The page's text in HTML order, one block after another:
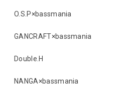
O.S.P×bassmania
GANCRAFT×bassmania
Double.H
NANGA×bassmania